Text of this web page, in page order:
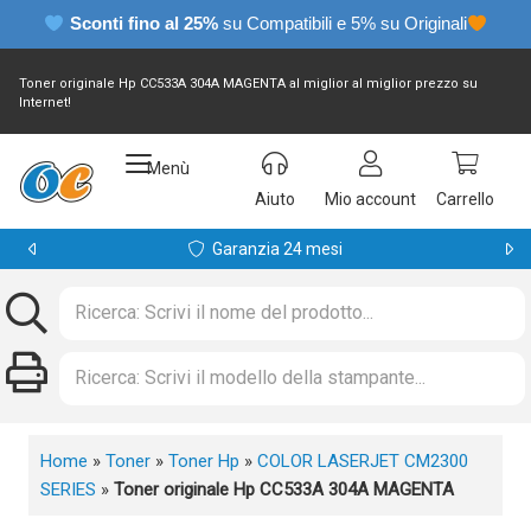
Sconti fino al 25% su Compatibili e 5% su Originali
Toner originale Hp CC533A 304A MAGENTA al miglior al miglior prezzo su
Internet!
Menù
Aiuto
Mio account Carrello
Garanzia 24 mesi
Home » Toner » Toner Hp » COLOR LASERJET CM2300
SERIES » Toner originale Hp CC533A 304A MAGENTA